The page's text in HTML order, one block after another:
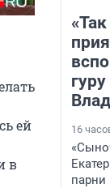
ей
в
16
парни